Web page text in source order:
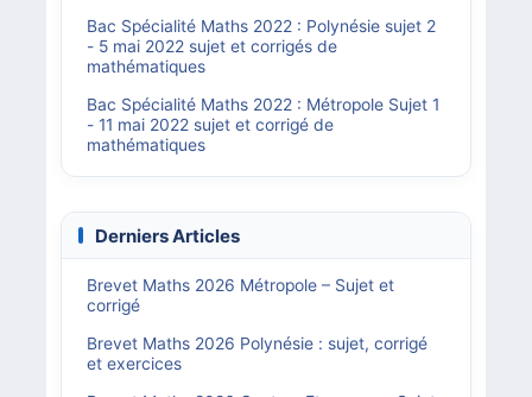
Bac Spécialité Maths 2022 : Polynésie sujet 2
- 5 mai 2022 sujet et corrigés de
mathématiques
Bac Spécialité Maths 2022 : Métropole Sujet 1
- 11 mai 2022 sujet et corrigé de
mathématiques
Derniers Articles
Brevet Maths 2026 Métropole – Sujet et
corrigé
Brevet Maths 2026 Polynésie : sujet, corrigé
et exercices